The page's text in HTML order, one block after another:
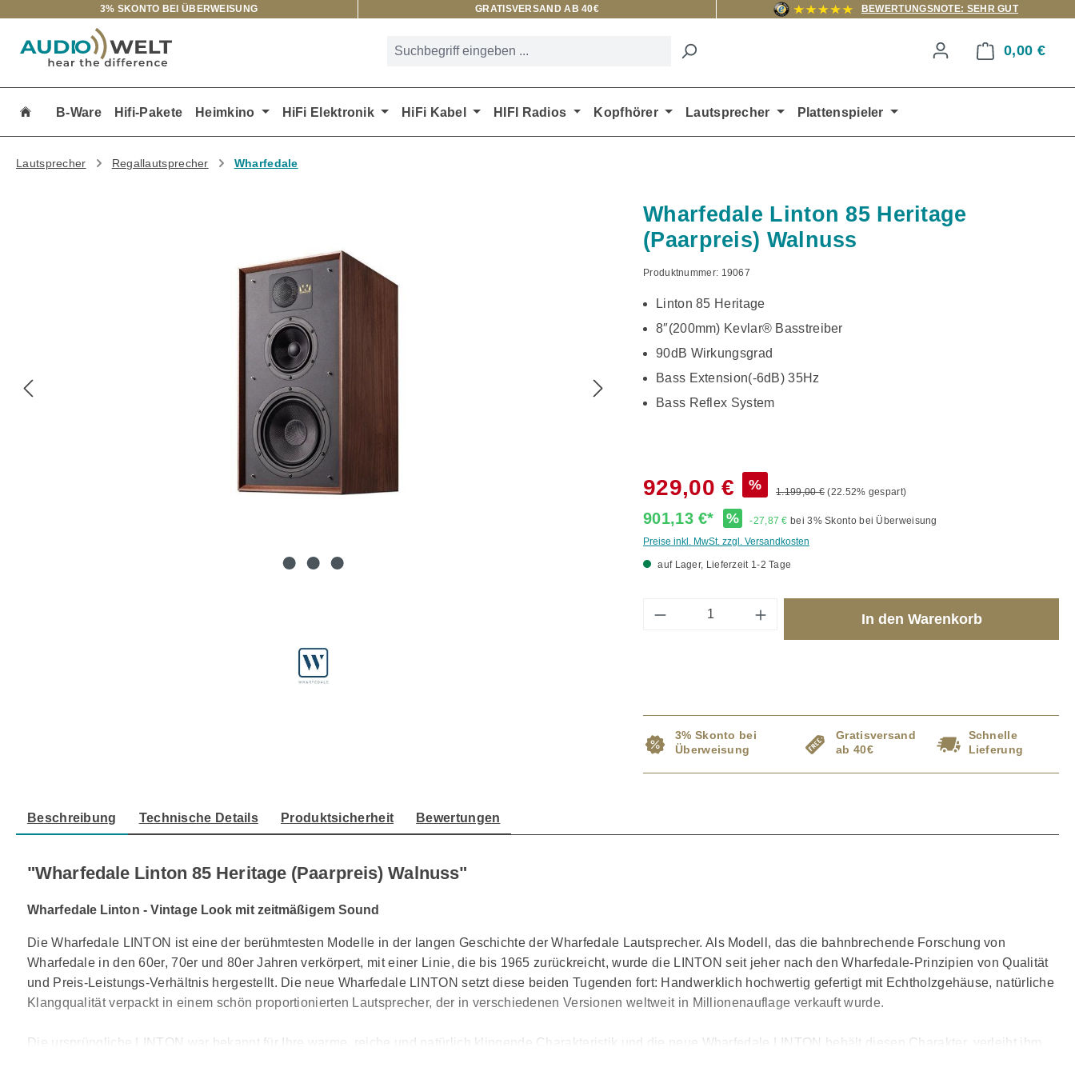
Hauptinhalt springen
Zur Suche springen
Zur Hauptnavigation springen
3% SKONTO BEI ÜBERWEISUNG GRATISVERSAND AB 40€ BEWERTUNGSNOTE: SEHR GUT
0,00 €
B-Ware Hifi-Pakete Heimkino HiFi Elektronik HiFi Kabel HIFI Radios Kopfhörer Lautsprecher Plattenspieler
Lautsprecher Regallautsprecher Wharfedale
Wharfedale Linton 85 Heritage
(Paarpreis) Walnuss
Produktnummer: 19067
Linton 85 Heritage
8″(200mm) Kevlar® Basstreiber
90dB Wirkungsgrad
Bass Extension(-6dB) 35Hz
Bass Reflex System
929,00 € % 1.199,00 € (22.52% gespart)
901,13 €* % -27,87 € bei 3% Skonto bei Überweisung
Preise inkl. MwSt. zzgl. Versandkosten
auf Lager, Lieferzeit 1-2 Tage
Produkt Anzahl: Gib den gewünschten Wert ein
In den Warenkorb
3% Skonto bei
Überweisung
Gratisversand
ab 40€
Schnelle
Lieferung
Beschreibung Technische Details Produktsicherheit Bewertungen
"Wharfedale Linton 85 Heritage (Paarpreis) Walnuss"
Wharfedale Linton - Vintage Look mit zeitmäßigem Sound
Die Wharfedale LINTON ist eine der berühmtesten Modelle in der langen Geschichte der Wharfedale Lautsprecher. Als Modell, das die bahnbrechende Forschung von
Wharfedale in den 60er, 70er und 80er Jahren verkörpert, mit einer Linie, die bis 1965 zurückreicht, wurde die LINTON seit jeher nach den Wharfedale-Prinzipien von Qualität
und Preis-Leistungs-Verhältnis hergestellt. Die neue Wharfedale LINTON setzt diese beiden Tugenden fort: Handwerklich hochwertig gefertigt mit Echtholzgehäuse, natürliche
Klangqualität verpackt in einem schön proportionierten Lautsprecher, der in verschiedenen Versionen weltweit in Millionenauflage verkauft wurde.
Die ursprüngliche LINTON war bekannt für Ihre warme, reiche und natürlich klingende Charakteristik und die neue Wharfedale LINTON behält diesen Charakter, verleiht ihm